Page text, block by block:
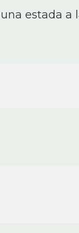
estada a